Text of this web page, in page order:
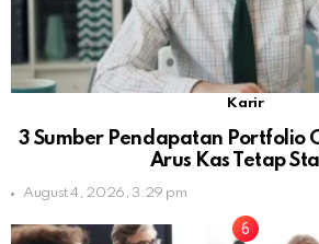
Karir
3 Sumber Pendapatan Portfolio
Arus Kas Tetap
August 4, 2026, 3:29 pm